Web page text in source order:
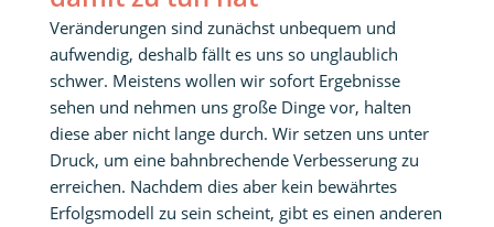
Veränderungen sind zunächst unbequem und
aufwendig, deshalb fällt es uns so unglaublich
schwer. Meistens wollen wir sofort Ergebnisse
sehen und nehmen uns große Dinge vor, halten
diese aber nicht lange durch. Wir setzen uns unter
Druck, um eine bahnbrechende Verbesserung zu
erreichen. Nachdem dies aber kein bewährtes
Erfolgsmodell zu sein scheint, gibt es einen anderen